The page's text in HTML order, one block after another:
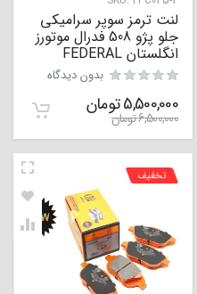
لنت ترمز سوپر سرامیکی
جلو پژو 508 فدرال موتورز
انگلستان FEDERAL
بدون دیدگاه
5,500,000تومان
6,500,000تومان
تخفیف